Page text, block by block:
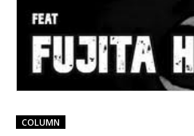
COLUMN